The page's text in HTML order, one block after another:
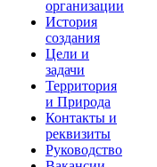
организации
История
создания
Цели и
задачи
Территория
и Природа
Контакты и
реквизиты
Руководство